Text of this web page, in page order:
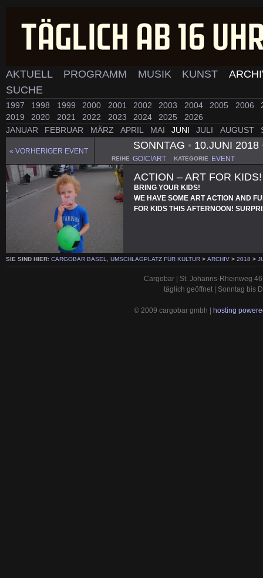
AKTUELL PROGRAMM MUSIK KUNST
SUCHE
1997 1998 1999 2000 2001 2002 2003 2004 2005 2006
2019
2020 2021 2022 2023 2024 2025
2026
JANUAR
FEBRUAR MÄRZ APRIL MAI JUNI JULI AUGUST
« VORHERIGER EVENT
SONNTAG •10.JUNI 2018
REIHE GO!C!ART KATEGORIE EVENT
ACTION – ART FOR KIDS!
BRING YOUR KIDS!
WE HAVE SOME ART ACTION AND
FOR KIDS THIS AFTERNOON!
SIE SIND HIER: CARGOBAR BASEL, UMSCHLAGPLATZ FÜR KULTUR > ARCHIV > 2018 >
Cargobar | St. Johanns-Rheinweg
täglich geöffnet | Sonntag bis
© 2009 cargobar gmbh | hosting